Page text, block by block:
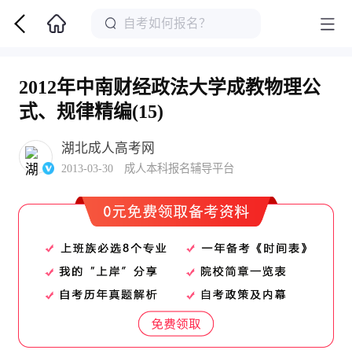
2012年中南财经政法大学成教物理公
式、规律精编(15)
湖北成人高考网
2013-03-30 成人本科报名辅导平台